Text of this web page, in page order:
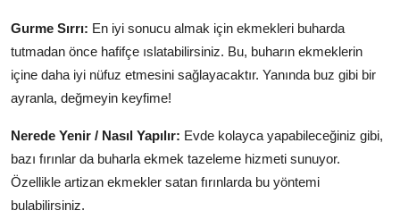
Gurme Sırrı: En iyi sonucu almak için ekmekleri buharda
tutmadan önce hafifçe ıslatabilirsiniz. Bu, buharın ekmeklerin
içine daha iyi nüfuz etmesini sağlayacaktır. Yanında buz gibi bir
ayranla, değmeyin keyfime!
Nerede Yenir / Nasıl Yapılır: Evde kolayca yapabileceğiniz gibi,
bazı fırınlar da buharla ekmek tazeleme hizmeti sunuyor.
Özellikle artizan ekmekler satan fırınlarda bu yöntemi
bulabilirsiniz.